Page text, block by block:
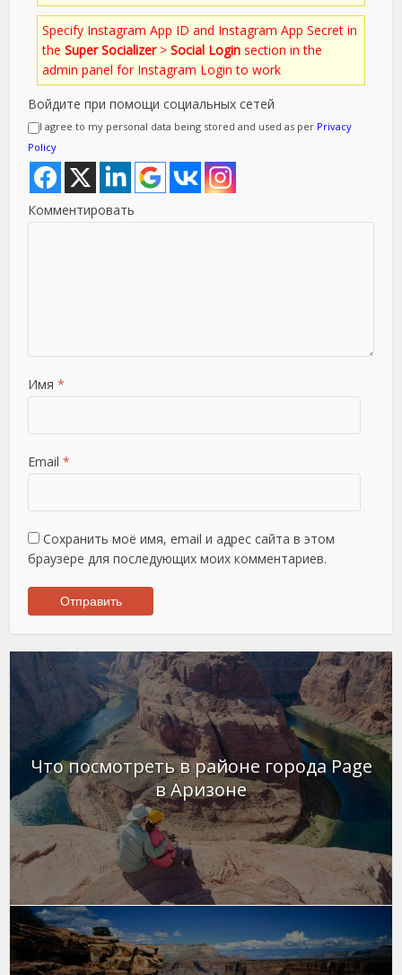
Specify Instagram App ID and Instagram App Secret in
theSuper Socializer>Social Login section in the
admin panel for Instagram Login to work
Войдите при помощи социальных сетей
I agree to my personal data being stored and used as per Privacy
Policy
Комментировать
Имя *
Email *
Сохранить моё имя, email и адрес сайта в этом
браузере для последующих моих комментариев.
Что посмотреть в районе города Page
в Аризоне